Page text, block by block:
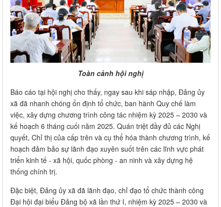
Toàn cảnh hội nghị
Báo cáo tại hội nghị cho thấy, ngay sau khi sáp nhập, Đảng ủy
xã đã nhanh chóng ổn định tổ chức, ban hành Quy chế làm
việc, xây dựng chương trình công tác nhiệm kỳ 2025 – 2030 và
kế hoạch 6 tháng cuối năm 2025. Quán triệt đầy đủ các Nghị
quyết, Chỉ thị của cấp trên và cụ thể hóa thành chương trình, kế
hoạch đảm bảo sự lãnh đạo xuyên suốt trên các lĩnh vực phát
triển kinh tế - xã hội, quốc phòng - an ninh và xây dựng hệ
thống chính trị.
Đặc biệt, Đảng ủy xã đã lãnh đạo, chỉ đạo tổ chức thành công
Đại hội đại biểu Đảng bộ xã lần thứ I, nhiệm kỳ 2025 – 2030 và